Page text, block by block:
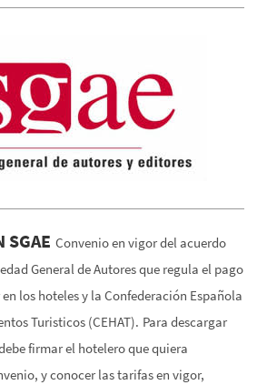
SGAE Convenio en vigor del acuerdo
General de Autores que regula el pago
los hoteles y la Confederación Española
Turisticos (CEHAT). Para descargar
firmar el hotelero que quiera
y conocer las tarifas en vigor,